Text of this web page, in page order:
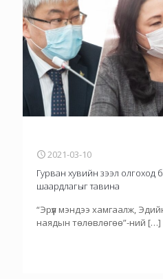
2021-03-10
​Гурван хувийн зээл олгоход
шаардлагыг тавина
“Эрүүл мэндээ хамгаалж,
наядын төлөвлөгөө”-ний […]